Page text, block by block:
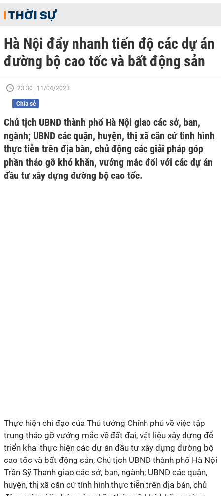
THỜI SỰ
Hà Nội đẩy nhanh tiến độ các dự án
đường bộ cao tốc và bất động sản
23:30 | 11/04/2023
Chia sẻ
Chủ tịch UBND thành phố Hà Nội giao các sở, ban,
ngành; UBND các quận, huyện, thị xã căn cứ tình hình
thực tiễn trên địa bàn, chủ động các giải pháp góp
phần tháo gỡ khó khăn, vướng mắc đối với các dự án
đầu tư xây dựng đường bộ cao tốc.
Thực hiện chỉ đạo của Thủ tướng Chính phủ về việc tập
trung tháo gỡ vướng mắc về đất đai, vật liệu xây dựng để
triển khai thực hiện các dự án đầu tư xây dựng đường bộ
cao tốc và bất động sản, Chủ tịch UBND thành phố Hà Nội
Trần Sỹ Thanh giao các sở, ban, ngành; UBND các quận,
huyện, thị xã căn cứ tình hình thực tiễn trên địa bàn, chủ